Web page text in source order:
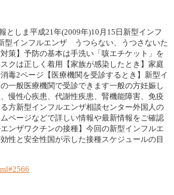
としま平成21年(2009年)10月15日新型インフ
型インフルエンザ うつらない、うつさないた
策】予防の基本は手洗い「咳エチケット」を
クは正しく着用【家族が感染したとき】家庭
毒2ページ【医療機関を受診するとき】新型イ
一般医療機関で受診できます一般の方妊娠し
慢性心疾患、代謝性疾患、腎機能障害、免疫
方新型インフルエンザ相談センター外国人の
ページなどで詳しい情報や最新情報をご確認
ンザワクチンの接種】今回の新型インフルエ
性と安全性国が示した接種スケジュールの目